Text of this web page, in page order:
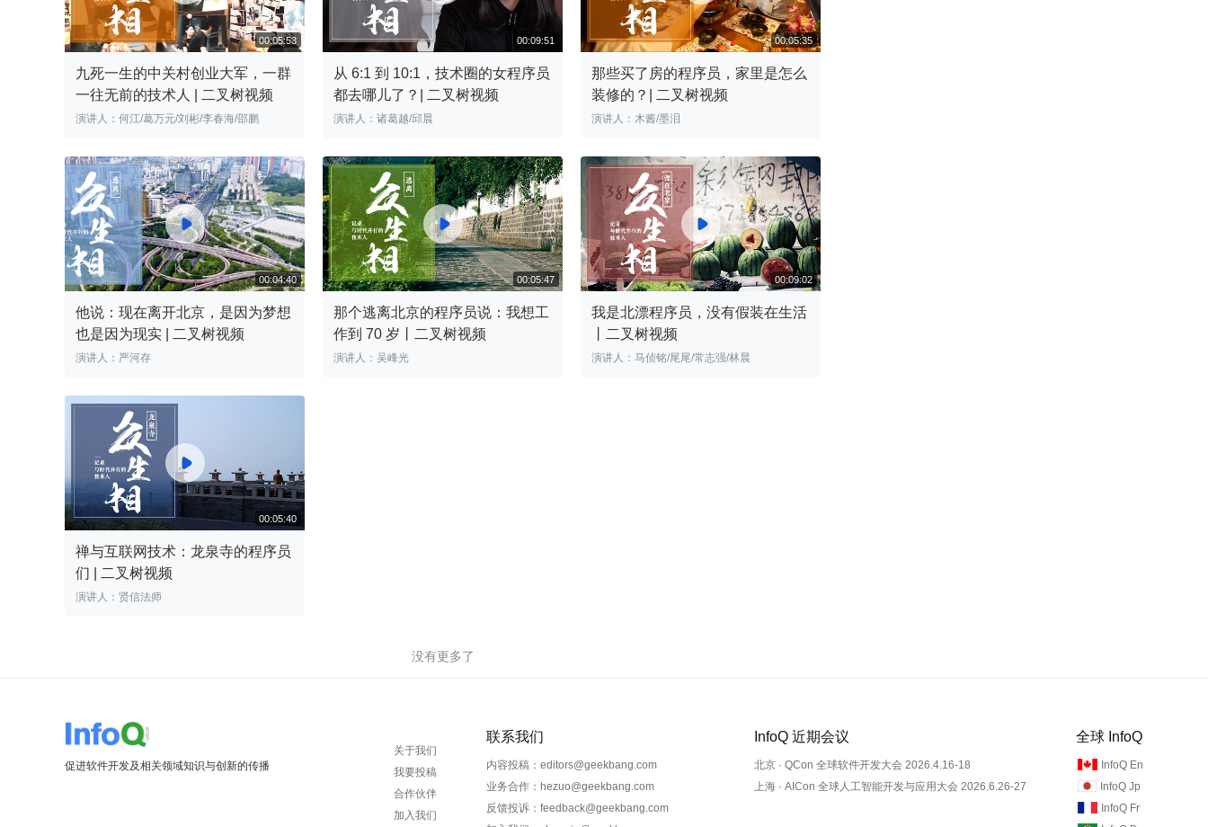
九死一生的中关村创业大军，一群
一往无前的技术人 | 二叉树视频
演讲人：何江/葛万元/刘彬/李春海/邵鹏
从 6:1 到 10:1，技术圈的女程序员
都去哪儿了？| 二叉树视频
演讲人：诸葛越/邱晨
那些买了房的程序员，家里是怎么
装修的？| 二叉树视频
演讲人：木酱/墨泪

00:04:40
他说：现在离开北京，是因为梦想
也是因为现实 | 二叉树视频
演讲人：严河存

那个逃离北京的程序员说：我想工
作到 70 岁丨二叉树视频
演讲人：吴峰光

我是北漂程序员，没有假装在生活
丨二叉树视频
演讲人：马侦铭/尾尾/常志强/林晨

禅与互联网技术：龙泉寺的程序员
们 | 二叉树视频
演讲人：贤信法师
没有更多了
促进软件开发及相关领域知识与创新的传播
关于我们
我要投稿
合作伙伴
加入我们
联系我们
内容投稿：editors@geekbang.com
业务合作：hezuo@geekbang.com
反馈投诉：feedback@geekbang.com
InfoQ 近期会议
北京 · QCon 全球软件开发大会 2026.4.16-18
上海 · AICon 全球人工智能开发与应用大会 2026.6.26-27
全球 InfoQ
InfoQ En
InfoQ Jp
InfoQ Fr